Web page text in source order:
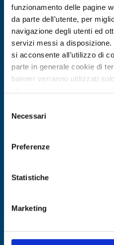
funzionamento delle pagine
da parte dell’utente, per
navigazione degli utenti ed
servizi messi a disposizione.
si acconsente all’utilizzo di
parte in generale cookie di
banner verranno utilizzati
Per conoscere i dettagli,
https://
https://
delNecessari
Preferenze
Statistiche
Marketing
Istituto tedesco
per energie
gestione termica